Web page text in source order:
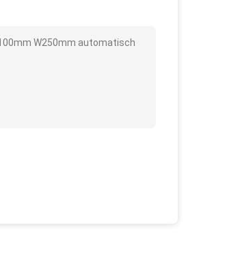
W250mm automatisch